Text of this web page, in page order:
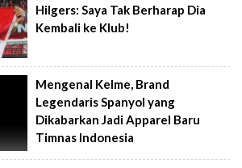
Hilgers: Saya Tak Berharap Dia
Kembali ke Klub!
Mengenal Kelme, Brand
Legendaris Spanyol yang
Dikabarkan Jadi Apparel Baru
Timnas Indonesia